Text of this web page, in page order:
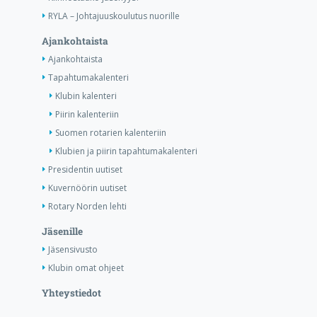
RYLA – Johtajuuskoulutus nuorille
Ajankohtaista
Ajankohtaista
Tapahtumakalenteri
Klubin kalenteri
Piirin kalenteriin
Suomen rotarien kalenteriin
Klubien ja piirin tapahtumakalenteri
Presidentin uutiset
Kuvernöörin uutiset
Rotary Norden lehti
Jäsenille
Jäsensivusto
Klubin omat ohjeet
Yhteystiedot